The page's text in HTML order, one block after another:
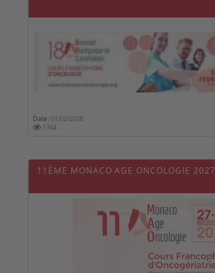
Date :01/02/2028
1364
11ÈME MONACO AGE ONCOLOGIE 2027